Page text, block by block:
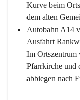
Kurve beim
dem alten
Autobahn A14
Ausfahrt
Im Ortszentrum
Pfarrkirche und
abbiegen nach